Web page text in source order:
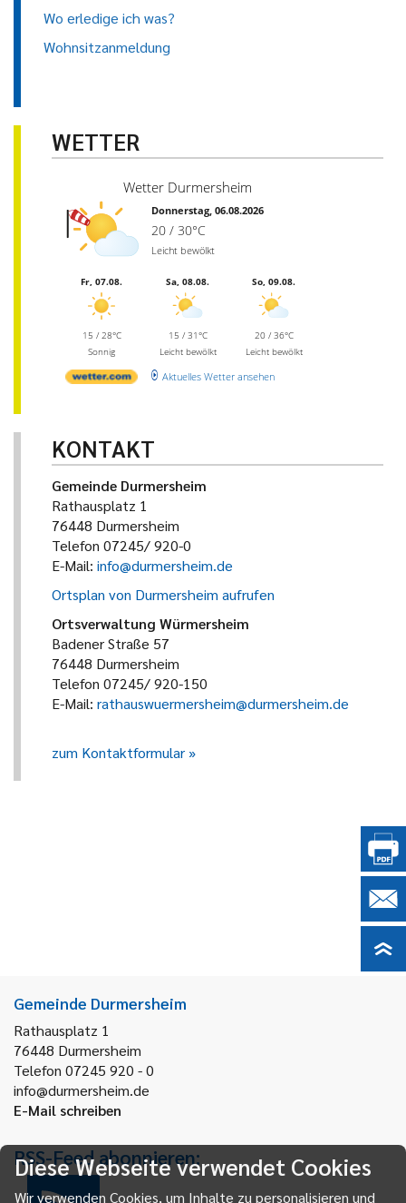
Wo erledige ich was?
Wohnsitzanmeldung
WETTER
Wetter Durmersheim
Donnerstag, 06.08.2026
20 / 30°C
Leicht bewölkt
Fr, 07.08.
15 / 28°C
Sonnig
Sa, 08.08.
15 / 31°C
Leicht bewölkt
So, 09.08.
20 / 36°C
Leicht bewölkt
Aktuelles Wetter ansehen
KONTAKT
Gemeinde Durmersheim
Rathausplatz 1
76448 Durmersheim
Telefon 07245/ 920-0
E-Mail: info@durmersheim.de
Ortsplan von Durmersheim aufrufen
Ortsverwaltung Würmersheim
Badener Straße 57
76448 Durmersheim
Telefon 07245/ 920-150
E-Mail: rathauswuermersheim@durmersheim.de
zum Kontaktformular
Gemeinde Durmersheim
Rathausplatz 1
76448 Durmersheim
Telefon 07245 920 - 0
info@durmersheim.de
E-Mail schreiben
RSS-Feed abonnieren:
Diese Webseite verwendet Cookies
Wir verwenden Cookies, um Inhalte zu personalisieren und